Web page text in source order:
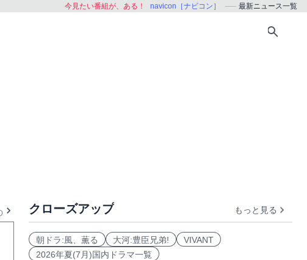
今見たい番組が、ある！ navicon［ナビコン］ 最新ニュース一覧
他 クローズアップ もっと見る
朝ドラ:風、薫る 大河:豊臣兄弟!
VIVANT
2026年夏(7月)国内ドラマ一覧